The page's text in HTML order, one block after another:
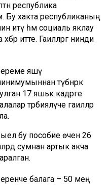
республика
хакта республиканың
итү һәм социаль яклау
итте. Гаиләләргә нинди
яшәү
түбәнрәк
17 яшькә кадәрге
тәрбияләүче гаиләләр
бу пособие өчен 26
сумнан артык акча
балага – 50 мең